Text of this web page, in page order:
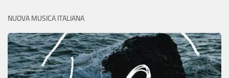
NUOVA MUSICA ITALIANA